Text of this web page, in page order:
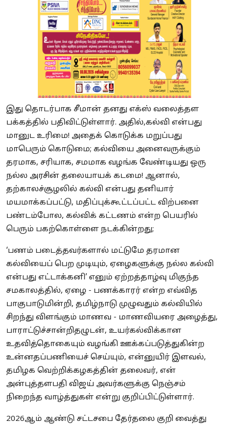
இது தொடர்பாக சீமான் தனது எக்ஸ் வலைத்தள
பக்கத்தில் பதிவிட்டுள்ளார். அதில்,கல்வி என்பது
மானுட உரிமை! அதைக் கொடுக்க மறுப்பது
மாபெரும் கொடுமை; கல்வியை அனைவருக்கும்
தரமாக, சரியாக, சமமாக வழங்க வேண்டியது ஒரு
நல்ல அரசின் தலையாயக் கடமை! ஆனால்,
தற்காலச்சூழலில் கல்வி என்பது தனியார்
மயமாக்கப்பட்டு, மதிப்புக்கூட்டப்பட்ட விற்பனை
பண்டம்போல, கல்விக் கட்டணம் என்ற பெயரில்
பெரும் பகற்கொள்ளை நடக்கின்றது;
‘பணம் படைத்தவர்களால் மட்டுமே தரமான
கல்வியைப் பெற முடியும், ஏழைகளுக்கு நல்ல கல்வி
என்பது எட்டாக்கனி’ எனும் ஏற்றத்தாழ்வு மிகுந்த
சமகாலத்தில், ஏழை - பணக்காரர் என்ற எவ்வித
பாகுபாடுமின்றி, தமிழ்நாடு முழுவதும் கல்வியில்
சிறந்து விளங்கும் மாணவ - மாணவியரை அழைத்து,
பாராட்டுச்சான்றிதழுடன், உயர்கல்விக்கான
உதவித்தொகையும் வழங்கி ஊக்கப்படுத்துகின்ற
உன்னதப்பணியைச் செய்யும், என்னுயிர் இளவல்,
தமிழக வெற்றிக்கழகத்தின் தலைவர், என்
அன்புத்தளபதி விஜய் அவர்களுக்கு நெஞ்சம்
நிறைந்த வாழ்த்துகள் என்று குறிப்பிட்டுள்ளார்.
2026ஆம் ஆண்டு சட்டசபை தேர்தலை குறி வைத்து